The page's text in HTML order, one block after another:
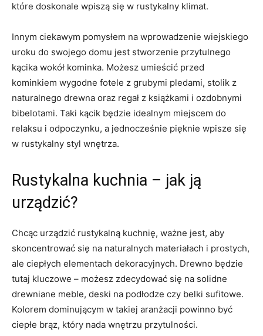
które doskonale wpiszą⁢ się w rustykalny klimat.
Innym ciekawym pomysłem na wprowadzenie wiejskiego
uroku do swojego domu jest stworzenie przytulnego
kącika wokół kominka. Możesz umieścić przed
kominkiem wygodne fotele‍ z grubymi pledami, stolik z
naturalnego drewna oraz regał z książkami‍ i ozdobnymi
bibelotami. Taki kącik będzie idealnym miejscem do
relaksu i odpoczynku, a jednocześnie pięknie‌ wpisze się
w rustykalny styl ​wnętrza.
Rustykalna kuchnia – jak ją
urządzić?
Chcąc urządzić rustykalną kuchnię, ważne jest, aby
skoncentrować się na naturalnych materiałach i‌ prostych,
ale ciepłych ⁣elementach dekoracyjnych. Drewno będzie
tutaj kluczowe – możesz zdecydować się na solidne
drewniane meble, deski na podłodze czy belki sufitowe.
Kolorem dominującym w takiej ‌aranżacji powinno ⁤być
ciepłe brąz, który nada wnętrzu przytulności.